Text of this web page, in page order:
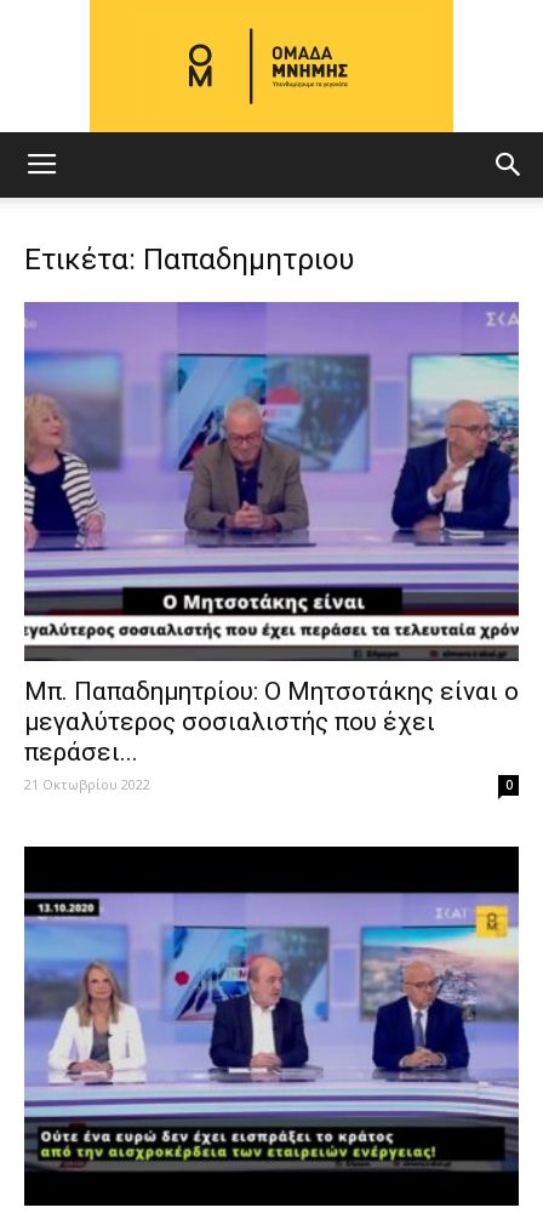
Ετικέτα: Παπαδημητριου
Μπ. Παπαδημητρίου: Ο Μητσοτάκης είναι ο
μεγαλύτερος σοσιαλιστής που έχει
περάσει...
21 Οκτωβρίου 2022 0